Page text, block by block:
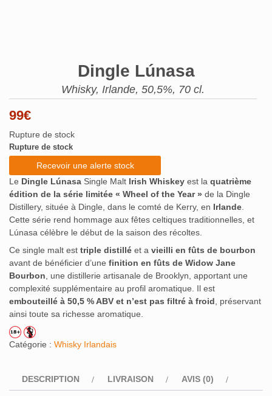
Dingle Lúnasa
Whisky, Irlande, 50,5%, 70 cl.
99€
Rupture de stock
Rupture de stock
Recevoir une alerte stock
Le Dingle Lúnasa Single Malt Irish Whiskey est la quatrième
édition de la série limitée « Wheel of the Year » de la Dingle
Distillery, située à Dingle, dans le comté de Kerry, en Irlande
Cette série rend hommage aux fêtes celtiques traditionnelles, et
Lúnasa célèbre le début de la saison des récoltes.
Ce single malt est triple distillé et a vieilli en fûts de bourbon
avant de bénéficier d’une finition en fûts de Widow Jane
Bourbon , une distillerie artisanale de Brooklyn, apportant une
complexité supplémentaire au profil aromatique. Il est
embouteillé à 50,5 % ABV et n’est pas filtré à froid , préservant
ainsi toute sa richesse aromatique.
Catégorie : Whisky Irlandais
DESCRIPTION LIVRAISON AVIS (0)